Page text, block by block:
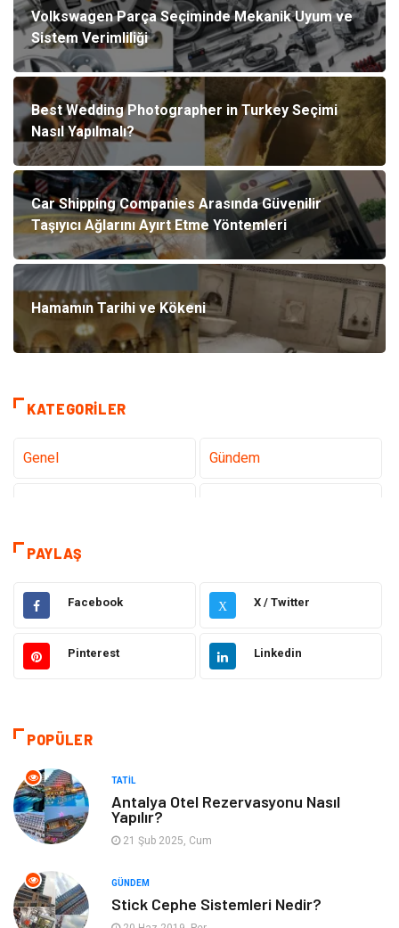
Volkswagen Parça Seçiminde Mekanik Uyum ve
Sistem Verimliliği
Best Wedding Photographer in Turkey Seçimi
Nasıl Yapılmalı?
Car Shipping Companies Arasında Güvenilir
Taşıyıcı Ağlarını Ayırt Etme Yöntemleri
Hamamın Tarihi ve Kökeni
KATEGORILER
Genel Gündem
Sağlık
Eğitim Hukuk
Otomotiv Elektrik & Elektronik
Giyim
Makine
Tatil
Gayrimenkul Moda
PAYLAŞ
Facebook X X / Twitter
Pinterest Linkedin
POPÜLER
TATIL
Antalya Otel Rezervasyonu Nasıl
Yapılır?
21 Şub 2025, Cum
GÜNDEM
Stick Cephe Sistemleri Nedir?